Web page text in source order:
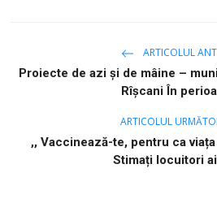
ARTICOLUL
Proiecte de azi și de mâine –
Rîșcani În
ARTICOLUL
,, Vaccinează-te, pentru ca
Stimați locuitori